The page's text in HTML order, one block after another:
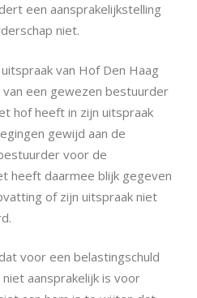
een aansprakelijkstelling
niet.
van Hof Den Haag
een gewezen bestuurder
hof heeft in zijn uitspraak
gewijd aan de
voor de
heeft daarmee blijk gegeven
of zijn uitspraak niet
voor een belastingschuld
aansprakelijk is voor